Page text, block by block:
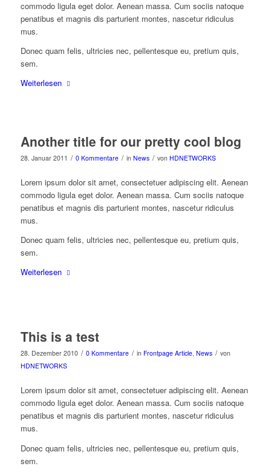
commodo ligula eget dolor. Aenean massa. Cum sociis natoque
penatibus et magnis dis parturient montes, nascetur ridiculus
mus.
Donec quam felis, ultricies nec, pellentesque eu, pretium quis,
sem.
Weiterlesen
Another title for our pretty cool blog
28. Januar 2011 / 0 Kommentare / in News / von HDNETWORKS
Lorem ipsum dolor sit amet, consectetuer adipiscing elit. Aenean
commodo ligula eget dolor. Aenean massa. Cum sociis natoque
penatibus et magnis dis parturient montes, nascetur ridiculus
mus.
Donec quam felis, ultricies nec, pellentesque eu, pretium quis,
sem.
Weiterlesen
This is a test
28. Dezember 2010 / 0 Kommentare / in Frontpage Article, News / von
HDNETWORKS
Lorem ipsum dolor sit amet, consectetuer adipiscing elit. Aenean
commodo ligula eget dolor. Aenean massa. Cum sociis natoque
penatibus et magnis dis parturient montes, nascetur ridiculus
mus.
Donec quam felis, ultricies nec, pellentesque eu, pretium quis,
sem.